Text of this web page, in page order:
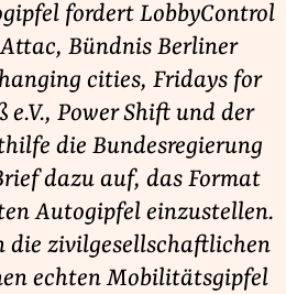
fordert LobbyControl
Bündnis Berliner
cities, Fridays for
Power Shift und der
die Bundesregierung
dazu auf, das Format
Autogipfel einzustellen.
die zivilgesellschaftlichen
echten Mobilitätsgipfel